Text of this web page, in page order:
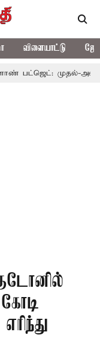
விளையாட்டு
முதல்-அமைச்சர்